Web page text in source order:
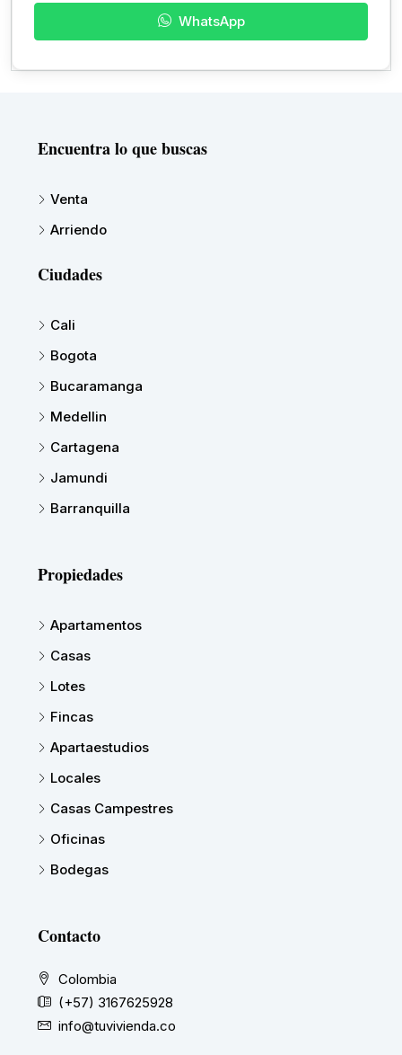
WhatsApp
Encuentra lo que buscas
Venta
Arriendo
Ciudades
Cali
Bogota
Bucaramanga
Medellin
Cartagena
Jamundi
Barranquilla
Propiedades
Apartamentos
Casas
Lotes
Fincas
Apartaestudios
Locales
Casas Campestres
Oficinas
Bodegas
Contacto
Colombia
(+57) 3167625928
info@tuvivienda.co